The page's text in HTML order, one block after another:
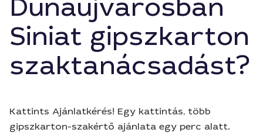
Dunaújvárosban
Siniat gipszkarton
szaktanácsadást?
Kattints Ajánlatkérés! Egy kattintás, több
gipszkarton-szakértő ajánlata egy perc alatt.